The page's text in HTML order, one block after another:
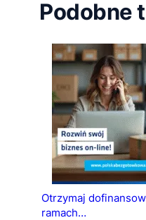
Podobne
Otrzymaj
ramach…